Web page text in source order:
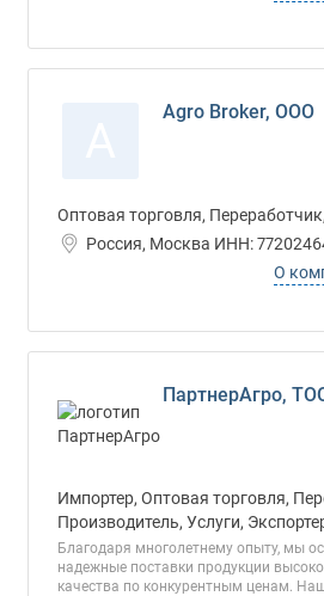
Agro Broker, ООО
Оптовая торговля,
Россия, Москва ИНН:
О
ПартнерАгро,
Импортер, Оптовая торговля,
Производитель, Услуги,
Благодаря многолетнему опыту, мы
надежные поставки продукции
качества по конкурентным ценам.